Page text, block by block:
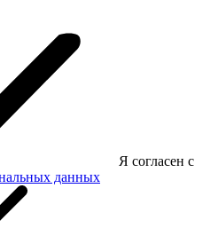
Я согласен с
данных